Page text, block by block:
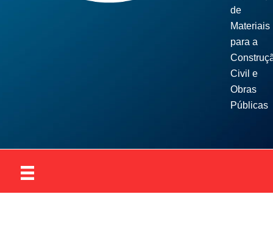
de
Materiais
para a
Civil e
Obras
Públicas